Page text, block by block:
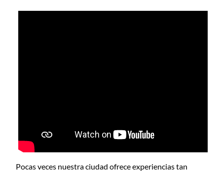
Pocas veces nuestra ciudad ofrece experiencias tan